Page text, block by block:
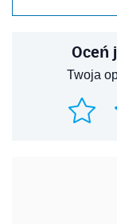
Oceń
Twoja